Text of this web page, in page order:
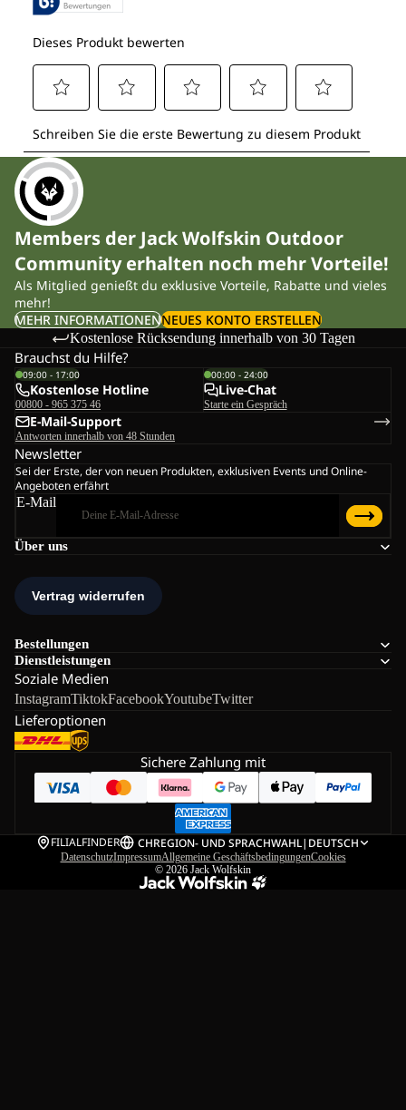
Members der Jack Wolfskin Outdoor
Community erhalten noch mehr Vorteile!
Als Mitglied genießt du exklusive Vorteile, Rabatte und vieles
mehr!
MEHR INFORMATIONENNEUES KONTO ERSTELLEN
Kostenlose Rücksendung innerhalb von 30 Tagen
Über uns
Bestellungen
Dienstleistungen
Soziale Medien
InstagramTiktokFacebookYoutubeTwitter
Lieferoptionen
Brauchst du Hilfe?
09:00 - 17:00
Kostenlose Hotline
00800 - 965 375 46
00:00 - 24:00
Live-Chat
Starte ein Gespräch
E-Mail-Support
Antworten innerhalb von 48 Stunden
Newsletter
Sei der Erste, der von neuen Produkten, exklusiven Events und Online-
Angeboten erfährt
E-Mail
Sichere Zahlung mit
FILIALFINDER CHREGION- UND SPRACHWAHL| DEUTSCH
DatenschutzImpressumAllgemeine GeschäftsbedingungenCookies
© 2026 Jack Wolfskin